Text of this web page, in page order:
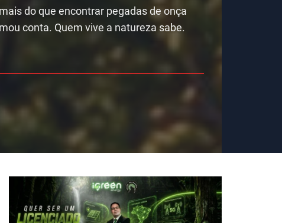
do que encontrar pegadas de onça
conta. Quem vive a natureza sabe.